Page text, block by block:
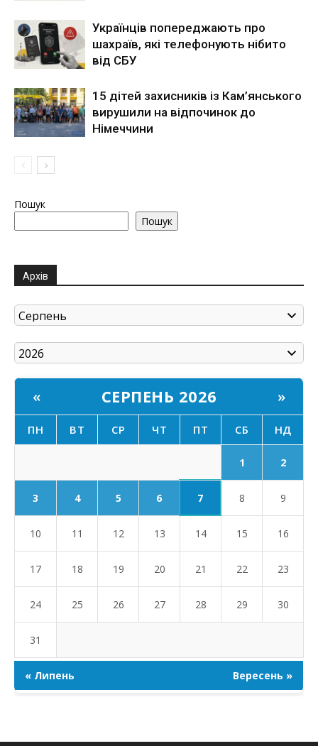
Українців попереджають про
шахраїв, які телефонують нібито
від СБУ
15 дітей захисників із Кам’янського
вирушили на відпочинок до
Німеччини
Пошук
Пошук
Архів
« СЕРПЕНЬ 2026 »
ПН ВТ СР ЧТ ПТ СБ НД
1 2
3 4 5 6 7 8 9
10 11 12 13 14 15 16
17 18 19 20 21 22 23
24 25 26 27 28 29 30
31
« Липень Вересень »